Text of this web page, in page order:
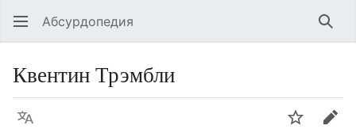
Абсурдопедия
Квентин Трэмбли
Язык